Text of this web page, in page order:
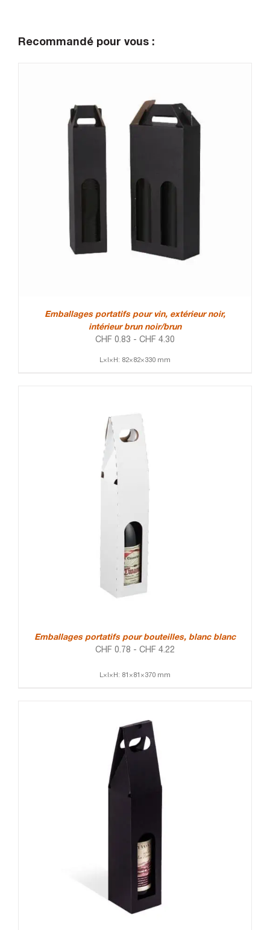
Recommandé pour vous :
Emballages portatifs pour vin, extérieur noir,
intérieur brun noir/brun
CHF 0.83 - CHF 4.30
L×l×H: 82×82×330 mm
Emballages portatifs pour bouteilles, blanc blanc
CHF 0.78 - CHF 4.22
L×l×H: 81×81×370 mm